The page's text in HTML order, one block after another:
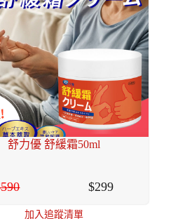
舒力優 舒緩霜50ml
590 299
加入追蹤清單